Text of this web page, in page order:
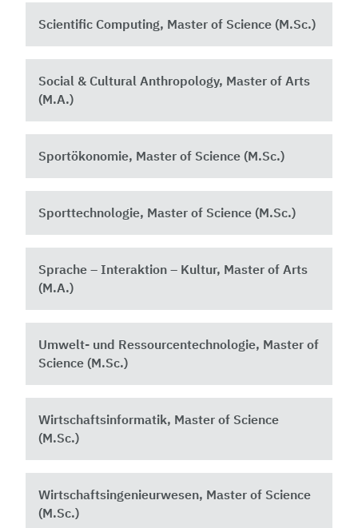
Scientific Computing, Master of Science (M.Sc.)
Social & Cultural Anthropology, Master of Arts
(M.A.)
Sportökonomie, Master of Science (M.Sc.)
Sporttechnologie, Master of Science (M.Sc.)
Sprache – Interaktion – Kultur, Master of Arts
(M.A.)
Umwelt- und Ressourcentechnologie, Master of
Science (M.Sc.)
Wirtschaftsinformatik, Master of Science
(M.Sc.)
Wirtschaftsingenieurwesen, Master of Science
(M.Sc.)